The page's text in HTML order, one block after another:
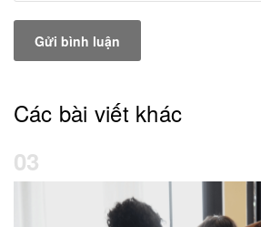
Gửi bình luận
Các bài viết khác
03